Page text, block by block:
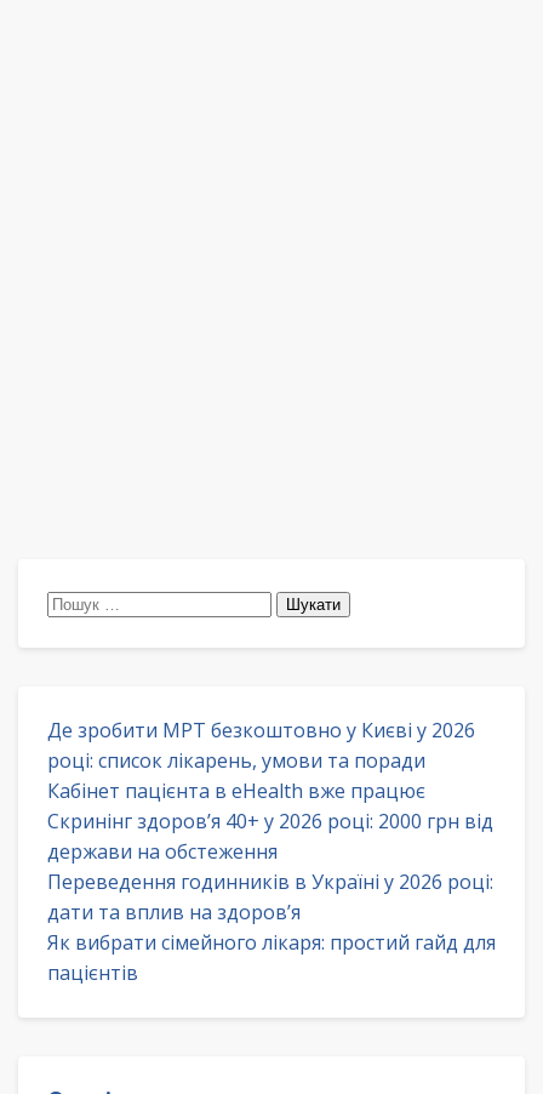
Пошук:
Де зробити МРТ безкоштовно у Києві у 2026
році: список лікарень, умови та поради
Кабінет пацієнта в eHealth вже працює
Скринінг здоров’я 40+ у 2026 році: 2000 грн від
держави на обстеження
Переведення годинників в Україні у 2026 році:
дати та вплив на здоров’я
Як вибрати сімейного лікаря: простий гайд для
пацієнтів